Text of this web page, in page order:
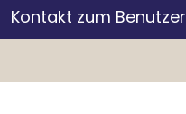
Kontakt zum Benutzer